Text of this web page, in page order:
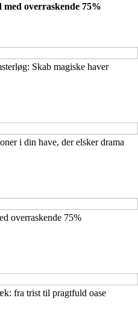
overraskende 75%
Skab magiske haver
i din have, der elsker drama
overraskende 75%
fra trist til pragtfuld oase